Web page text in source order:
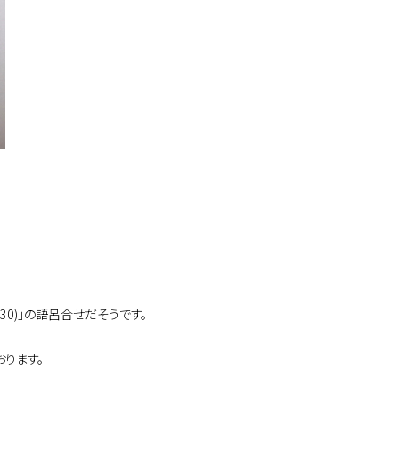
」の語呂合せだそうです。
ます。